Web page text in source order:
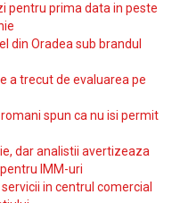
pentru prima data in peste
din Oradea sub brandul
a trecut de evaluarea pe
spun ca nu isi permit
dar analistii avertizeaza
IMM-uri
in centrul comercial